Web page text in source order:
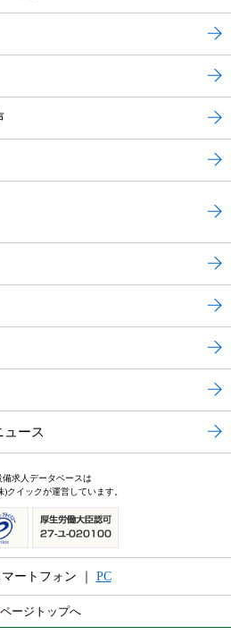
ュース
備求人データベースは
)クイックが運営しています。
ートフォン ｜ PC
ページトップへ